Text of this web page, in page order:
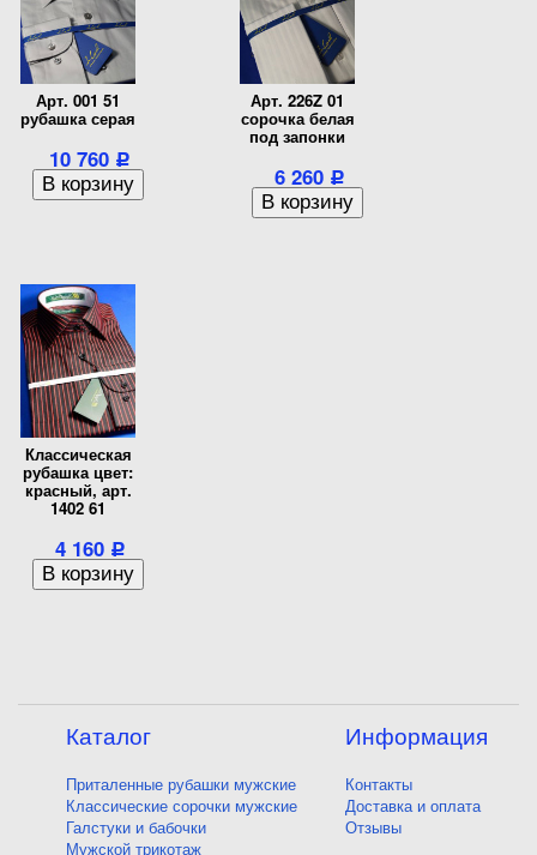
Арт. 001 51
рубашка серая
10 760 Р
Арт. 226Z 01
сорочка белая
под запонки
6 260 Р
Классическая
рубашка цвет:
красный, арт.
1402 61
4 160 Р
Каталог
Приталенные рубашки мужские
Классические сорочки мужские
Галстуки и бабочки
Мужской трикотаж
Информация
Контакты
Доставка и оплата
Отзывы